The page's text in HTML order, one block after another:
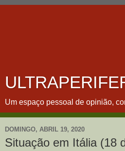
Um espaço pessoal de opinião,
DOMINGO, ABRIL 19, 2020
Situação em Itália (18